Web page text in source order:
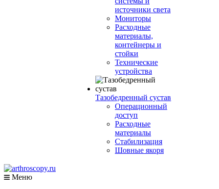
источники света
Мониторы
Расходные
материалы,
контейнеры и
стойки
Технические
устройства
Тазобедренный сустав
Операционный
доступ
Расходные
материалы
Стабилизация
Шовные якоря
Меню